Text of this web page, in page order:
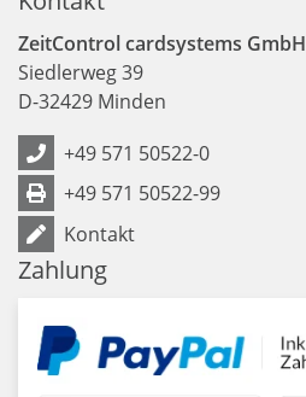
ZeitControl cardsystems GmbH
Siedlerweg 39
D-32429 Minden
+49 571 50522-0
+49 571 50522-99
Kontakt
Zahlung